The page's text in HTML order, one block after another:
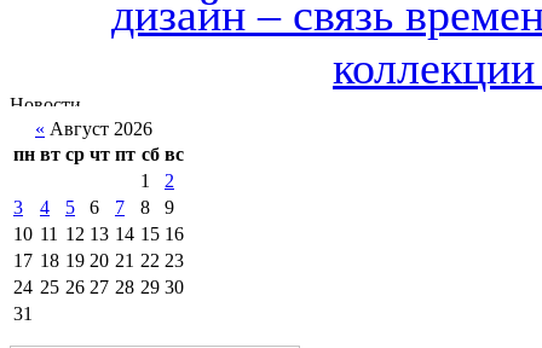
дизайн – связь
« Август 2026
пн вт ср чт пт сб вс
1
2
3
4 5 6 7 8
9
10 11 12 13 14 15 16
17 18 19 20 21 22 23
24 25 26 27 28 29 30
31